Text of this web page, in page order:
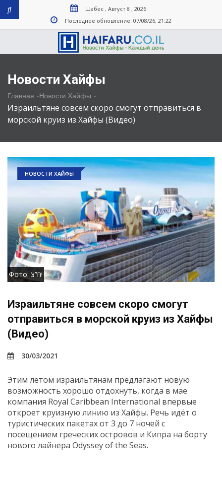
Шабес , Август 8 , 2026
Последнее обновление: 07/08/26, 21:22
Новости Хайфы
Главная -Новости Хайфы -
Израильтяне совсем скоро смогут отправиться в
морской круиз из Хайфы (Видео)
НОВОСТИ ХАЙФЫ
Фото: יח”צ
Израильтяне совсем скоро смогут
отправиться в морской круиз из Хайфы
(Видео)
30/03/2021
Этим летом израильтянам предлагают новую
возможность хорошо отдохнуть, когда в мае
компания Royal Caribbean International впервые
откроет круизную линию из Хайфы. Речь идёт о
туристических пакетах от 3 до 7 ночей с
посещением греческих островов и Кипра на борту
нового лайнера Odyssey of the Seas.